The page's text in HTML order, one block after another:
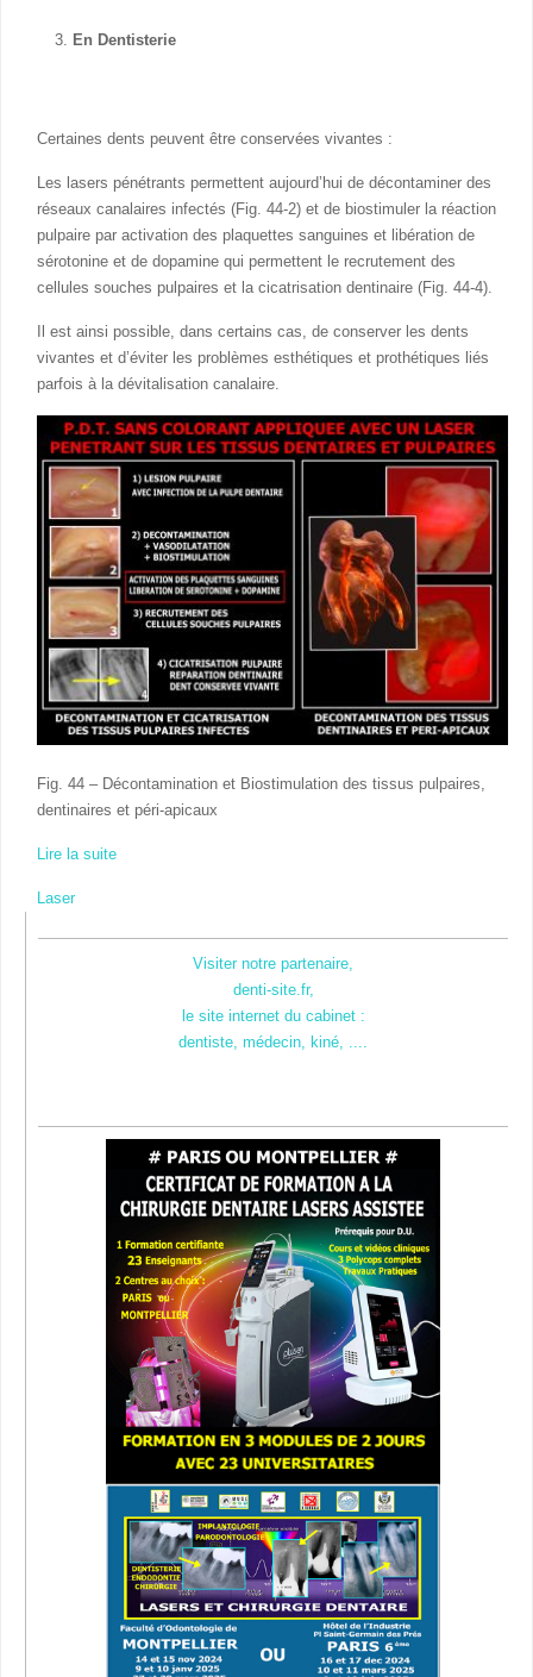
En Dentisterie
Certaines dents peuvent être conservées vivantes :
Les lasers pénétrants permettent aujourd’hui de décontaminer des
réseaux canalaires infectés (Fig. 44-2) et de biostimuler la réaction
pulpaire par activation des plaquettes sanguines et libération de
sérotonine et de dopamine qui permettent le recrutement des
cellules souches pulpaires et la cicatrisation dentinaire (Fig. 44-4).
Il est ainsi possible, dans certains cas, de conserver les dents
vivantes et d’éviter les problèmes esthétiques et prothétiques liés
parfois à la dévitalisation canalaire.
Fig. 44 – Décontamination et Biostimulation des tissus pulpaires,
dentinaires et péri-apicaux
Lire la suite
Laser
Visiter notre partenaire,
denti-site.fr,
le site internet du cabinet :
dentiste, médecin, kiné, ....